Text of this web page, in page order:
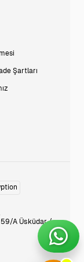
Şartları
A Üsküdar /